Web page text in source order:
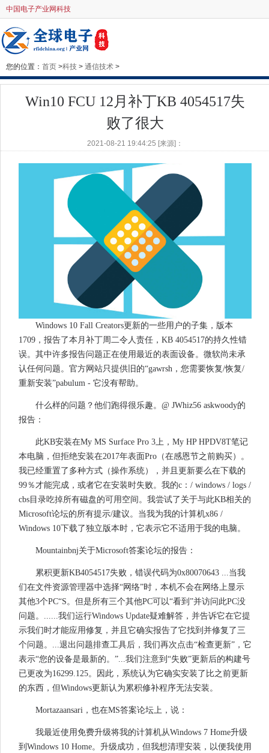
中国电子产业网科技
您的位置： 首页 >科技 > 通信技术 >
Win10 FCU 12月补丁KB 4054517失
败了很大
2021-08-21 19:44:25 [来源]：
Windows 10 Fall Creators更新的一些用户的子集，版本
1709，报告了本月补丁周二令人责任，KB 4054517的持久性错
误。其中许多报告问题正在使用最近的表面设备。微软尚未承
认任何问题。官方网站只提供旧的“gawrsh，您需要恢复/恢复/
重新安装”pabulum - 它没有帮助。
什么样的问题？他们跑得很乐趣。@ JWhiz56 askwoody的
报告：
此KB安装在My MS Surface Pro 3上，My HP HPDV8T笔记
本电脑，但拒绝安装在2017年表面Pro（在感恩节之前购买）。
我已经重置了多种方式（操作系统），并且更新要么在下载的
99％才能完成，或者它在安装时失败。我的c：/ windows / logs /
cbs目录吃掉所有磁盘的可用空间。我尝试了关于与此KB相关的
Microsoft论坛的所有提示/建议。当我为我的计算机x86 /
Windows 10下载了独立版本时，它表示它不适用于我的电脑。
Mountainbnj关于Microsoft答案论坛的报告：
累积更新KB4054517失败，错误代码为0x80070643 ...当我
们在文件资源管理器中选择“网络”时，本机不会在网络上显示
其他3个PC“S。但是所有三个其他PC可以“看到”并访问此PC没
问题。......我们运行Windows Update疑难解答，并告诉它在它提
示我们时才能应用修复，并且它确实报告了它找到并修复了三
个问题。...退出问题排查工具后，我们再次点击“检查更新”，它
表示“您的设备是最新的。”...我们注意到“失败”更新后的构建号
已更改为16299.125。因此，系统认为它确实安装了比之前更新
的东西，但Windows更新认为累积修补程序无法安装。
Mortazaansari，也在MS答案论坛上，说：
我最近使用免费升级将我的计算机从Windows 7 Home升级
到Windows 10 Home。升级成功，但我想清理安装，以便我使用